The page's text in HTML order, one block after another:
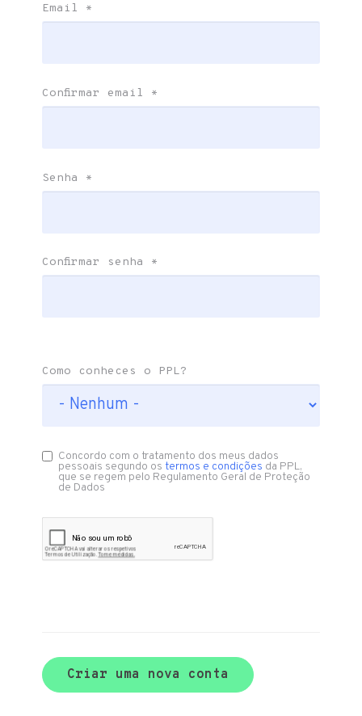
Email *
Confirmar email *
Senha *
Confirmar senha *
Como conheces o PPL?
Concordo com o tratamento dos meus dados
pessoais segundo ostermos e condições da PPL,
que se regem pelo Regulamento Geral de Proteção
de Dados
Criar uma nova conta